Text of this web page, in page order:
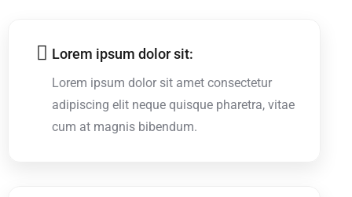
Lorem ipsum dolor sit:
Lorem ipsum dolor sit amet consectetur
adipiscing elit neque quisque pharetra, vitae
cum at magnis bibendum.